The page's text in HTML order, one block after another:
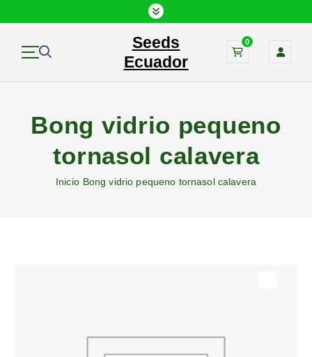
a
Seeds
Ecuador
0
Bong vidrio pequeno
tornasol calavera
Inicio Bong vidrio pequeno tornasol calavera